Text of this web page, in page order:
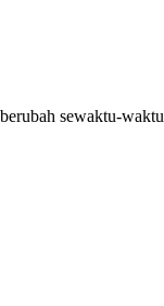
sewaktu-waktu